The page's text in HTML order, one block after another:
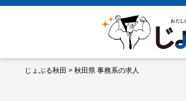
じょぶる秋田 > 秋田県 事務系の求人